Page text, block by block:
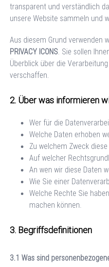
transparent und verständlich
unsere Website sammeln und
Aus diesem Grund verwenden
PRIVACY ICONS. Sie sollen
Überblick über die
verschaffen.
Über was informieren
Wer für die
Welche Daten erhoben
Zu welchem Zweck
Auf welcher
An wen wir diese Daten
Wie Sie einer
Welche Rechte Sie
machen können.
Begriffsdefinitionen
Was sind